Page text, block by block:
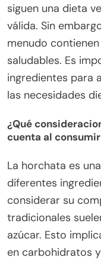
siguen una dieta
válida. Sin
menudo
saludables. Es
ingredientes para
las necesidades
¿Qué
cuenta al
La horchata es
diferentes
considerar su
tradicionales
azúcar. Esto
en carbohidratos